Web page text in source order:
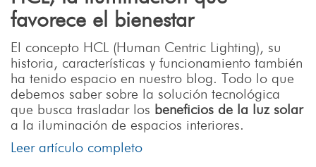
favorece el bienestar
El concepto HCL (Human Centric Lighting), su
historia, características y funcionamiento también
ha tenido espacio en nuestro blog. Todo lo que
debemos saber sobre la solución tecnológica
que busca trasladar los beneficios de la luz solar
a la iluminación de espacios interiores.
Leer artículo completo